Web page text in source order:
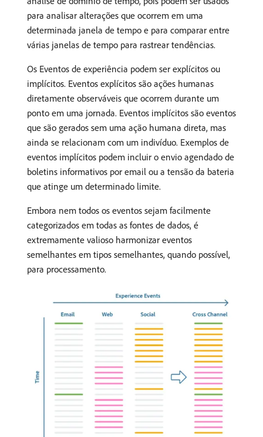
para analisar alterações que ocorrem em uma
determinada janela de tempo e para comparar entre
várias janelas de tempo para rastrear tendências.
Os Eventos de experiência podem ser explícitos ou
implícitos. Eventos explícitos são ações humanas
diretamente observáveis que ocorrem durante um
ponto em uma jornada. Eventos implícitos são eventos
que são gerados sem uma ação humana direta, mas
ainda se relacionam com um indivíduo. Exemplos de
eventos implícitos podem incluir o envio agendado de
boletins informativos por email ou a tensão da bateria
que atinge um determinado limite.
Embora nem todos os eventos sejam facilmente
categorizados em todas as fontes de dados, é
extremamente valioso harmonizar eventos
semelhantes em tipos semelhantes, quando possível,
para processamento.